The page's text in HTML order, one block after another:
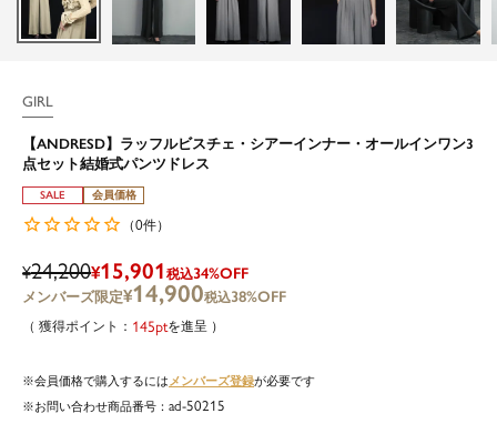
GIRL
【ANDRESD】ラッフルビスチェ・シアーインナー・オールインワン3
点セット結婚式パンツドレス
SALE 会員価格
（0件）
¥24,200¥15,901 税込34%OFF
¥14,900税込38%OFF
145 を進呈
会員価格で購入するには メンバーズ登録が必要です
商品番号
ad-50215